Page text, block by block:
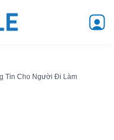
Tin Cho Người Đi Làm